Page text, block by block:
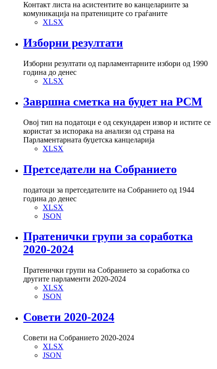
Контакт листа на асистентите во канцелариите за
комуникација на пратениците со граѓаните
XLSX
Изборни резултати
Изборни резултати од парламентарните избори од 1990
година до денес
XLSX
Завршна сметка на буџет на РСМ
Овој тип на податоци е од секундарен извор и истите се
користат за испорака на анализи од страна на
Парламентарната буџетска канцеларија
XLSX
Претседатели на Собранието
податоци за претседателите на Собранието од 1944
година до денес
XLSX
JSON
Пратенички групи за соработка
2020-2024
Пратенички групи на Собранието за соработка со
другите парламенти 2020-2024
XLSX
JSON
Совети 2020-2024
Совети на Собранието 2020-2024
XLSX
JSON